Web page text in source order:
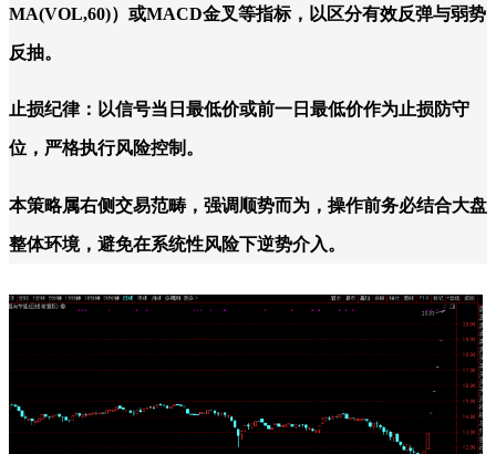
MA(VOL,60)）或MACD金叉等指标，以区分有效反弹与弱势
反抽。
止损纪律：以信号当日最低价或前一日最低价作为止损防守
位，严格执行风险控制。
本策略属右侧交易范畴，强调顺势而为，操作前务必结合大盘
整体环境，避免在系统性风险下逆势介入。